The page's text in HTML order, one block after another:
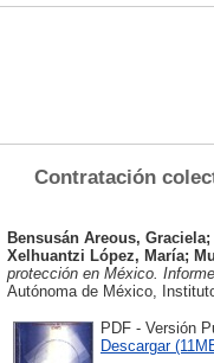
Contratación
Bensusán Areous, Graciela;
Xelhuantzi López, María;
protección en México.
Autónoma de México,
PDF - Versión
Descargar